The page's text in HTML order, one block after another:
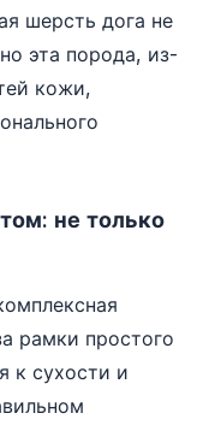
шерсть дога не
эта порода, из-
кожи,
не только
рамки простого
к сухости и